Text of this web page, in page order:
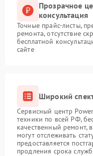
Прозрачное
консультация
Точные прайс-листы,
ремонта, отсутствие
бесплатной
сайте
Широкий
Сервисный центр
техники по всей РФ,
качественный ремонт,
могут отслеживать
предоставляется
продления срока